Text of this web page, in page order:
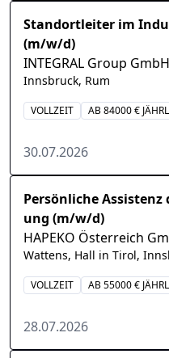
Standortleiter im
(m/w/d)
INTEGRAL Group GmbH
Innsbruck, Rum
VOLLZEIT AB 84000 €
30.07.2026
Persönliche
ung (m/w/d)
HAPEKO Österreich
Wattens, Hall in Tirol,
VOLLZEIT AB 55000 €
28.07.2026